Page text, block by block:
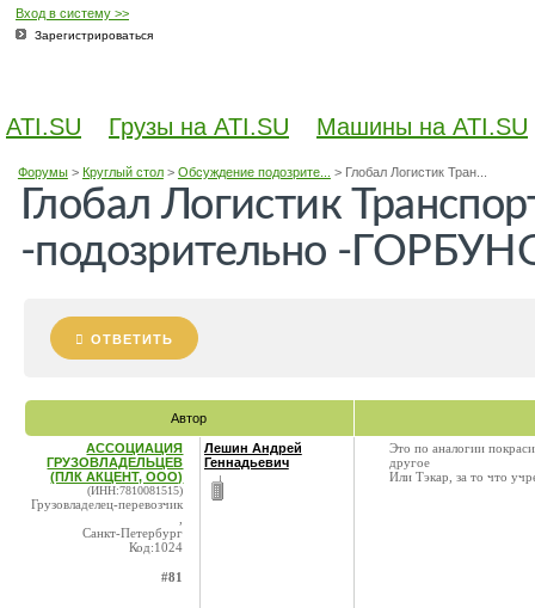
Вход в систему >>
Зарегистрироваться
ATI.SU Грузы на ATI.SU Машины на ATI.SU
Форумы> Круглый стол> Обсуждение подозрите... > Глобал Логистик Тран...
Глобал Логистик
-подозрительно -
ОТВЕТИТЬ
Автор
АССОЦИАЦИЯ
ГРУЗОВЛАДЕЛЬЦЕВ
(ПЛК АКЦЕНТ, ООО)
(ИНН:7810081515)
Грузовладелец-перевозчик
Санкт-Петербург
Код:1024
#81
Лешин Андрей
Геннадьевич
Это по аналогии
другое
Или Тэкар, за то что